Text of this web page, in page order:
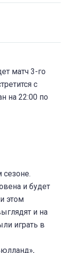
матч 3-го
с
на 22:00 по
сезоне.
и будет
этом
и на
играть в